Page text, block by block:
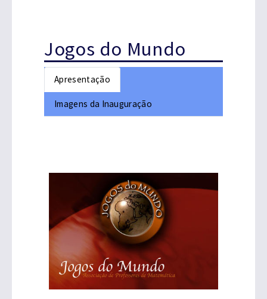
Jogos do Mundo
Apresentação
Imagens da Inauguração